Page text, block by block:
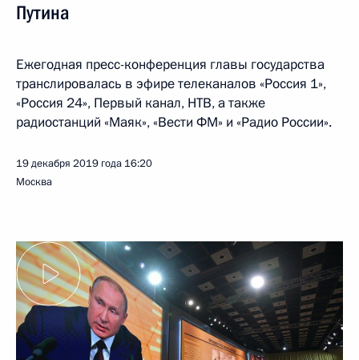
Путина
Ежегодная пресс-конференция главы государства
транслировалась в эфире телеканалов «Россия 1»,
«Россия 24», Первый канал, НТВ, а также
радиостанций «Маяк», «Вести ФМ» и «Радио России».
19 декабря 2019 года 16:20
Москва